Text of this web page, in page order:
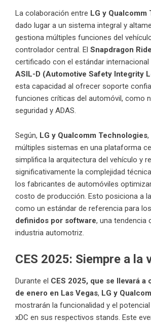
La colaboración entre LG y Qualcomm
dado lugar a un sistema integral y
gestiona múltiples funciones del
controlador central. El Snapdragon
certificado con el estándar internacional
ASIL-D (Automotive Safety Integrity
esta capacidad al ofrecer soporte
funciones críticas del automóvil, como
seguridad y ADAS.
Según, LG y Qualcomm Technologies,
múltiples sistemas en una plataforma
simplifica la arquitectura del vehículo y
significativamente la complejidad
los fabricantes de automóviles
costo de producción. Esto posiciona a
como un estándar de referencia para
definidos por software, una tendencia
industria automotriz.
CES 2025: Siempre a la
Durante el CES 2025, que se llevará a
de enero en Las Vegas, LG y
mostrarán la funcionalidad y el
xDC en sus respectivos stands. Este